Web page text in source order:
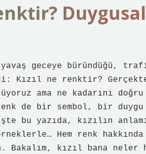
yavaş geceye
Kızıl ne renktir?
ama ne kadarını
de bir sembol, bir duygu
bu yazıda, kızılın
Hem renk
Bakalım, kızıl bana neler